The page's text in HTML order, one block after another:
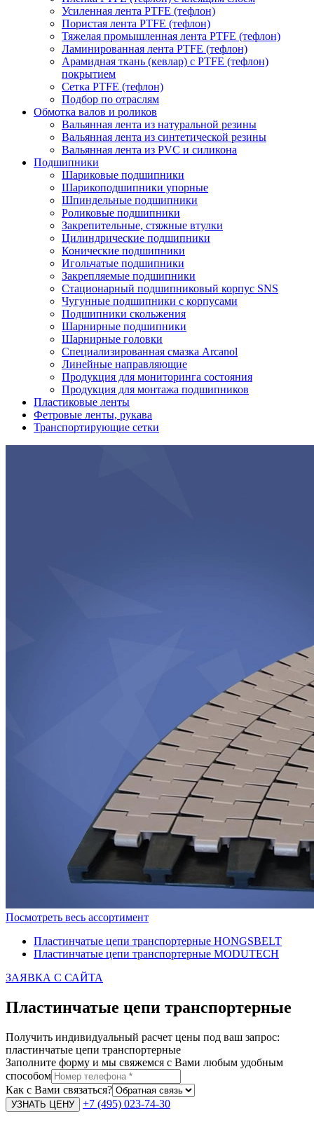
Усиленная лента PTFE (тефлон)
Пористая лента PTFE (тефлон)
Тяжелая промышленная лента PTFE (тефлон)
Ламинированная лента PTFE (тефлон)
Арамидная ткань (кевлар) с PTFE (тефлон)
покрытием
Сетка PTFE (тефлон)
Подбор по отраслям
Обмотка валов и роликов
Вальянная лента из натуральной резины
Вальянная лента из синтетической резины
Вальянная лента из PVC и силикона
Подшипники
Шариковые подшипники
Шарикоподшипники упорные
Шпиндельные подшипники
Роликовые подшипники
Закрепительные, стяжные втулки
Цилиндрические подшипники
Конические подшипники
Игольчатые подшипники
Закрепляемые подшипники
Стационарный подшипниковый корпус SNS
Чугунные подшипники с корпусами
Подшипники скольжения
Шарнирные подшипники
Шарнирные головки
Специализированная смазка Arcanol
Линейные направляющие
Продукция для мониторинга состояния
Продукция для монтажа подшипников
Пластиковые ленты
Фетровые ленты, рукава
Транспортирующие сетки
Посмотреть весь ассортимент
Пластинчатые цепи транспортерные HONGSBELT
Пластинчатые цепи транспортерные MODUTECH
ЗАЯВКА С САЙТА
Пластинчатые цепи транспортерные
Получить индивидуальный расчет цены под ваш запрос:
пластинчатые цепи транспортерные
Заполните форму и мы свяжемся с Вами любым удобным
способом
Как с Вами связаться?
+7 (495) 023-74-30